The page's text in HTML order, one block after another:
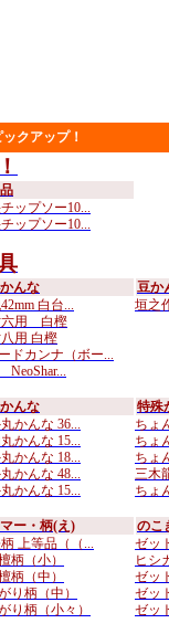
クアップ！
ップソー10...
ップソー10...
んな
白台...
六用 白樫
用 白樫
ドカンナ（ボー...
豆か
垣之
んな
かんな 36...
かんな 15...
かんな 18...
かんな 48...
かんな 15...
特殊
ちょ
ちょ
ちょ
三木
ちょ
ー・柄(え)
上等品（（...
（小）
（中）
柄（中）
柄（小々）
のこ
ゼッ
ヒシ
ゼッ
ゼッ
ゼッ